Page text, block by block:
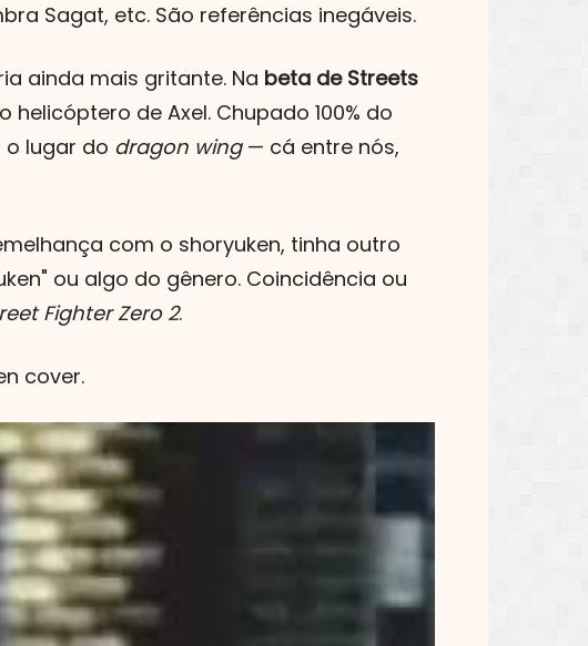
Sagat, etc. São referências inegáveis.
ainda mais gritante. Na beta de Streets
de Axel. Chupado 100% do
o lugar do dragon wing— cá entre nós,
com o shoryuken, tinha outro
ou algo do gênero. Coincidência ou
Fighter Zero 2.
cover.